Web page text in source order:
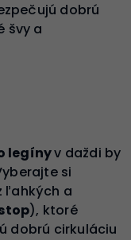
dobrú
švy a
legínyv daždi by
si
ľahkých a
), ktoré
dobrú cirkuláciu